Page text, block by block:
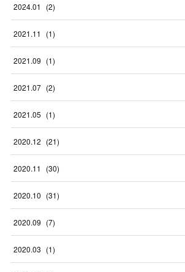
2024.01 (2)
2021.11 (1)
2021.09 (1)
2021.07 (2)
2021.05 (1)
2020.12 (21)
2020.11 (30)
2020.10 (31)
2020.09 (7)
2020.03 (1)